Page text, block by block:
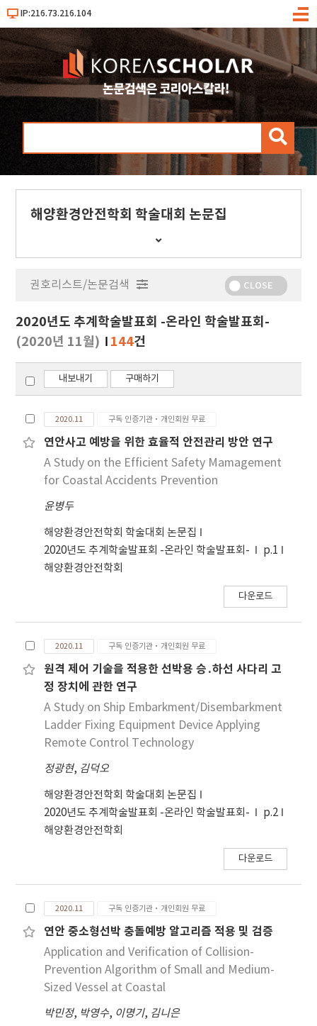
IP:216.73.216.104
메
검
해양환경안전학회 학술대회 논문집
간
행
보
기
권호리스트/논문검색 CLOSE
2020년도 추계학술발표회 -온라인 학술발표회-
(2020년 11월)
144건
내보내기 구매하기
2020.11 구독 인증기관·개인회원 무료
연안사고 예방을 위한 효율적 안전관리 방안 연구
A Study on the Efficient Safety Mamagement
for Coastal Accidents Prevention
윤병두
해양환경안전학회 학술대회 논문집
2020년도 추계학술발표회 -온라인 학술발표회-
p.1
해양환경안전학회
다운로드
2020.11 구독 인증기관·개인회원 무료
원격 제어 기술을 적용한 선박용 승․하선 사다리 고
정 장치에 관한 연구
A Study on Ship Embarkment/Disembarkment
Ladder Fixing Equipment Device Applying
Remote Control Technology
정광현, 김덕오
해양환경안전학회 학술대회 논문집
2020년도 추계학술발표회 -온라인 학술발표회-
p.2
해양환경안전학회
다운로드
2020.11 구독 인증기관·개인회원 무료
연안 중소형선박 충돌예방 알고리즘 적용 및 검증
Application and Verification of Collision-
Prevention Algorithm of Small and Medium-
Sized Vessel at Coastal
박민정, 박영수, 이명기, 김니은